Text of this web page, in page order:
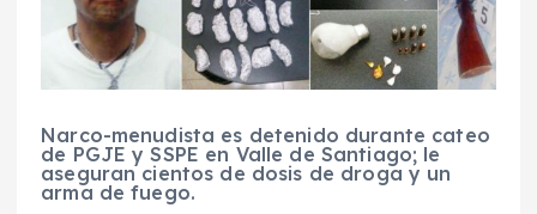
Narco-menudista es detenido durante cateo
de PGJE y SSPE en Valle de Santiago; le
aseguran cientos de dosis de droga y un
arma de fuego.